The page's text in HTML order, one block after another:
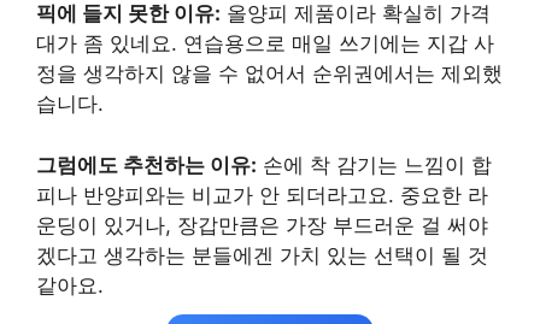
픽에 들지 못한 이유: 올양피 제품이라 확실히 가격
대가 좀 있네요. 연습용으로 매일 쓰기에는 지갑 사
정을 생각하지 않을 수 없어서 순위권에서는 제외했
습니다.
그럼에도 추천하는 이유: 손에 착 감기는 느낌이 합
피나 반양피와는 비교가 안 되더라고요. 중요한 라
운딩이 있거나, 장갑만큼은 가장 부드러운 걸 써야
겠다고 생각하는 분들에겐 가치 있는 선택이 될 것
같아요.